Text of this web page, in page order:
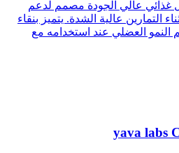
غذائي عالي الجودة مصمم لدعم
التمارين عالية الشدة. يتميز بنقاء
العضلي عند استخدامه مع
yava labs